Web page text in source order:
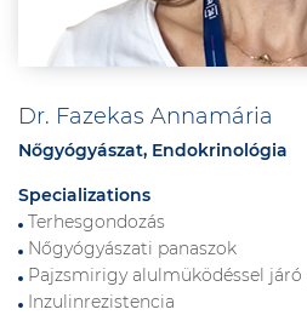
Dr. Fazekas Annamária
Nőgyógyászat, Endokrinológia
Specializations
Terhesgondozás
Nőgyógyászati panaszok
Pajzsmirigy alulmüködéssel járó
Inzulinrezistencia